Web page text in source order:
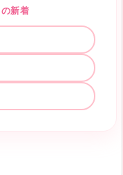
新着